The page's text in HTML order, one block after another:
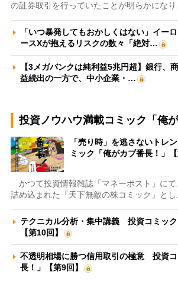
の証券取引を行っていたことが明らかにな
「いつ暴発してもおかしくはない」イー
ースXが抱えるリスクの数々「絶対…
【3メガバンクは純利益5兆円超】銀行、
益続出の一方で、中小企業・…
投資ノウハウ満載コミック「俺が
「売り時」を逃さないトレ
ミック「俺がカブ番長！」【
かつて投資情報雑誌「マネーポスト」に
詰め込まれた「天下無敵の株コミック」と
テクニカル分析・集中講義 投資コミック
【第10回】
不透明相場に勝つ信用取引の極意 投資
長！」【第9回】